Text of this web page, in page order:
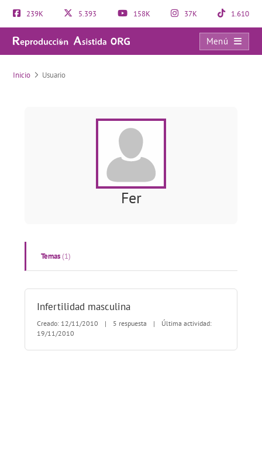
239K 5.393 158K 37K 1.610
Menú
Usuario
Inicio Usuario
Fer
Temas(1)
Infertilidad masculina
Creado: 12/11/2010 | 5 respuesta |
Última actividad:
19/11/2010